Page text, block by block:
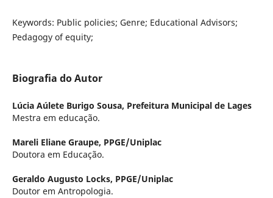
Keywords: Public policies; Genre; Educational Advisors;
Pedagogy of equity;
Biografia do Autor
Lúcia Aúlete Burigo Sousa, Prefeitura Municipal de Lages
Mestra em educação.
Mareli Eliane Graupe, PPGE/Uniplac
Doutora em Educação.
Geraldo Augusto Locks, PPGE/Uniplac
Doutor em Antropologia.